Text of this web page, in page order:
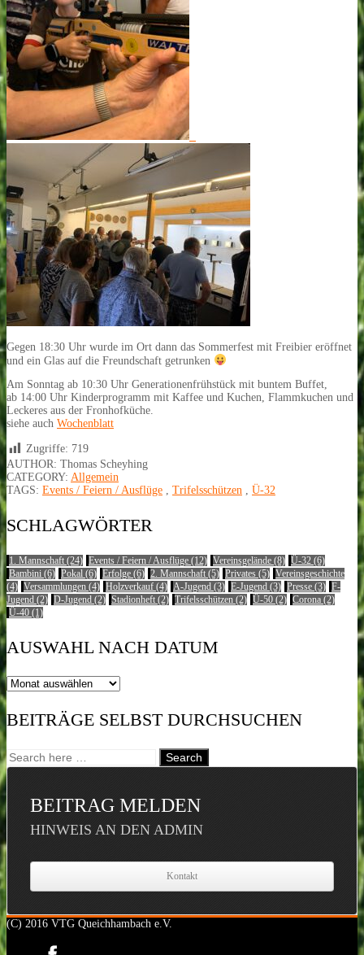
Gegen 18:30 Uhr wurde im Ort dann das Sommerfest mit Freibier eröffnet
und ein Glas auf die Freundschaft getrunken
Am Sonntag ab 10:30 Uhr Generationenfrühstück mit buntem Buffet,
ab 14:00 Uhr Kinderprogramm mit Kaffee und Kuchen, Flammkuchen und
Leckeres aus der Fronhofküche.
siehe auch Wochenblatt
Zugriffe: 719
AUTHOR: Thomas Scheyhing
CATEGORY: Allgemein
TAGS: Events / Feiern / Ausflüge , Trifelsschützen , Ü-32
SCHLAGWÖRTER
1. Mannschaft (24) Events / Feiern / Ausflüge (12) Vereinsgelände (8) Ü-32 (6)
Bambini (6) Pokal (6) Erfolge (6) 2. Mannschaft (5) Privates (5) Vereinsgeschichte
(4) Versammlungen (4) Holzverkauf (4) A-Jugend (3) E-Jugend (3) Presse (3) F-
Jugend (2) D-Jugend (2) Stadionheft (2) Trifelsschützen (2) Ü-50 (2) Corona (2)
Ü-40 (1)
AUSWAHL NACH DATUM
Auswahl
nach
Datum
BEITRÄGE SELBST DURCHSUCHEN
BEITRAG MELDEN
HINWEIS AN DEN ADMIN
Kontakt
(C) 2016 VTG Queichhambach e.V.